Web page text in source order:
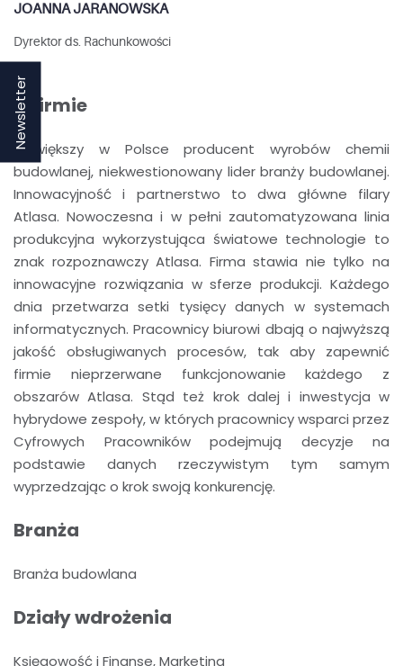
JOANNA JARANOWSKA
Dyrektor ds. Rachunkowości
O firmie
Największy w Polsce producent wyrobów chemii
budowlanej, niekwestionowany lider branży budowlanej.
Innowacyjność i partnerstwo to dwa główne filary
Atlasa. Nowoczesna i w pełni zautomatyzowana linia
produkcyjna wykorzystująca światowe technologie to
znak rozpoznawczy Atlasa. Firma stawia nie tylko na
innowacyjne rozwiązania w sferze produkcji. Każdego
dnia przetwarza setki tysięcy danych w systemach
informatycznych. Pracownicy biurowi dbają o najwyższą
jakość obsługiwanych procesów, tak aby zapewnić
firmie nieprzerwane funkcjonowanie każdego z
obszarów Atlasa. Stąd też krok dalej i inwestycja w
hybrydowe zespoły, w których pracownicy wsparci przez
Cyfrowych Pracowników podejmują decyzje na
podstawie danych rzeczywistym tym samym
wyprzedzając o krok swoją konkurencję.
Branża
Branża budowlana
Działy wdrożenia
Księgowość i Finanse, Marketing
Newsletter